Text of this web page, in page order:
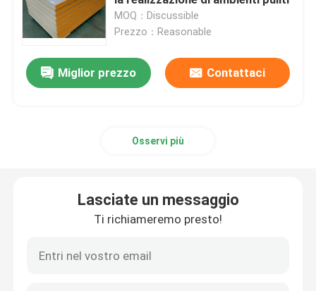
pannelli sandwich isolati
Magazzino d'acciaio prefabbricato
MOQ：Discussible
Prezzo：Reasonable
Miglior prezzo Contattaci
Osservi più
Lasciate un messaggio
Ti richiameremo presto!